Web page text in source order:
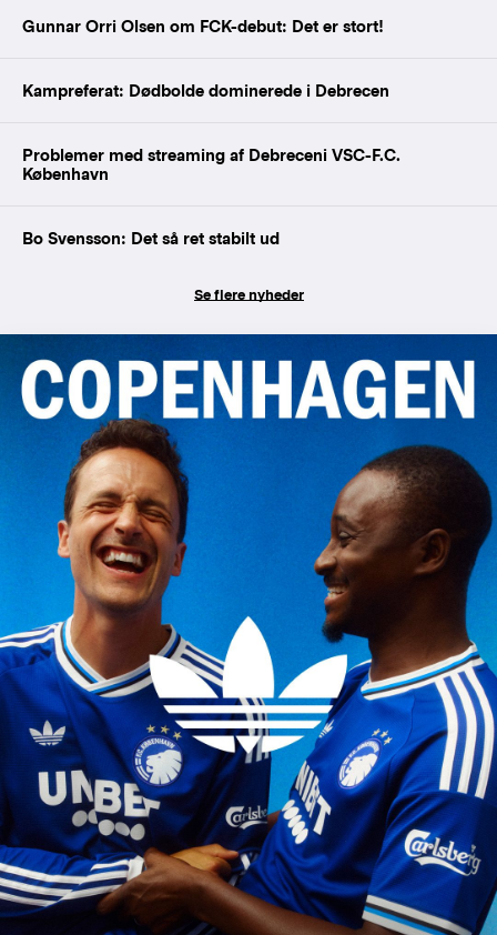
Gunnar Orri Olsen om FCK-debut: Det er stort!
Kampreferat: Dødbolde dominerede i Debrecen
Problemer med streaming af Debreceni VSC-F.C.
København
Bo Svensson: Det så ret stabilt ud
Se flere nyheder